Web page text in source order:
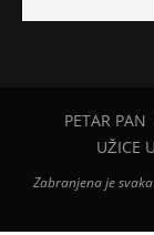
PETAR PAN
UŽICE
Zabranjena je